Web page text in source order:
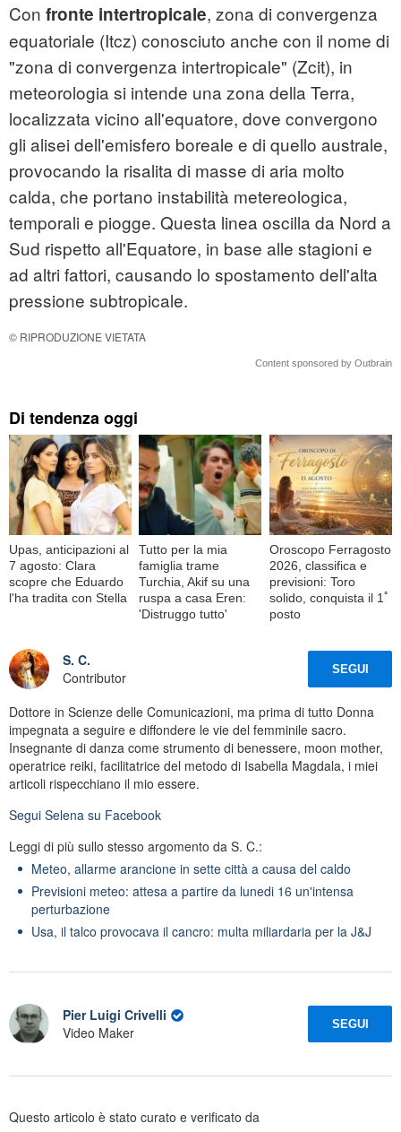
Con fronte intertropicale, zona di convergenza
equatoriale (Itcz) conosciuto anche con il nome di
"zona di convergenza intertropicale" (Zcit), in
meteorologia si intende una zona della Terra,
localizzata vicino all'equatore, dove convergono
gli alisei dell'emisfero boreale e di quello australe,
provocando la risalita di masse di aria molto
calda, che portano instabilità metereologica,
temporali e piogge. Questa linea oscilla da Nord a
Sud rispetto all'Equatore, in base alle stagioni e
ad altri fattori, causando lo spostamento dell'alta
pressione subtropicale.
© RIPRODUZIONE VIETATA
Content sponsored by Outbrain
Di tendenza oggi
Upas, anticipazioni al
7 agosto: Clara
scopre che Eduardo
l'ha tradita con Stella
Tutto per la mia
famiglia trame
Turchia, Akif su una
ruspa a casa Eren:
'Distruggo tutto'
Oroscopo Ferragosto
2026, classifica e
previsioni: Toro
solido, conquista il 1ﾟ
posto
S. C.
Contributor
SEGUI
Dottore in Scienze delle Comunicazioni, ma prima di tutto Donna
impegnata a seguire e diffondere le vie del femminile sacro.
Insegnante di danza come strumento di benessere, moon mother,
operatrice reiki, facilitatrice del metodo di Isabella Magdala, i miei
articoli rispecchiano il mio essere.
Segui Selena su Facebook
Leggi di più sullo stesso argomento da S. C.:
Meteo, allarme arancione in sette città a causa del caldo
Previsioni meteo: attesa a partire da lunedi 16 un'intensa
perturbazione
Usa, il talco provocava il cancro: multa miliardaria per la J&J
Pier Luigi Crivelli
Video Maker
SEGUI
Questo articolo è stato curato e verificato da